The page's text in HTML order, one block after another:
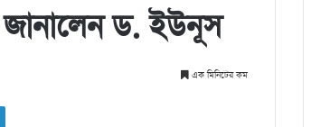
ড. ইউনূস
এক মিনিটের কম
LinkedIn